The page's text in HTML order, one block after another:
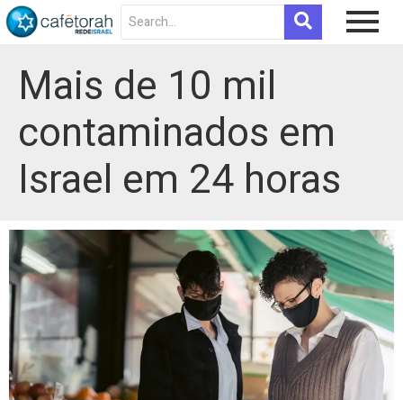
Mais de 10 mil
contaminados em
Israel em 24 horas